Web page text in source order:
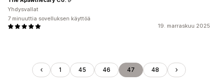
19. marraskuu 2025
Yhdysvallat
7 minuuttia sovelluksen käyttöä
1 45 46 47 48